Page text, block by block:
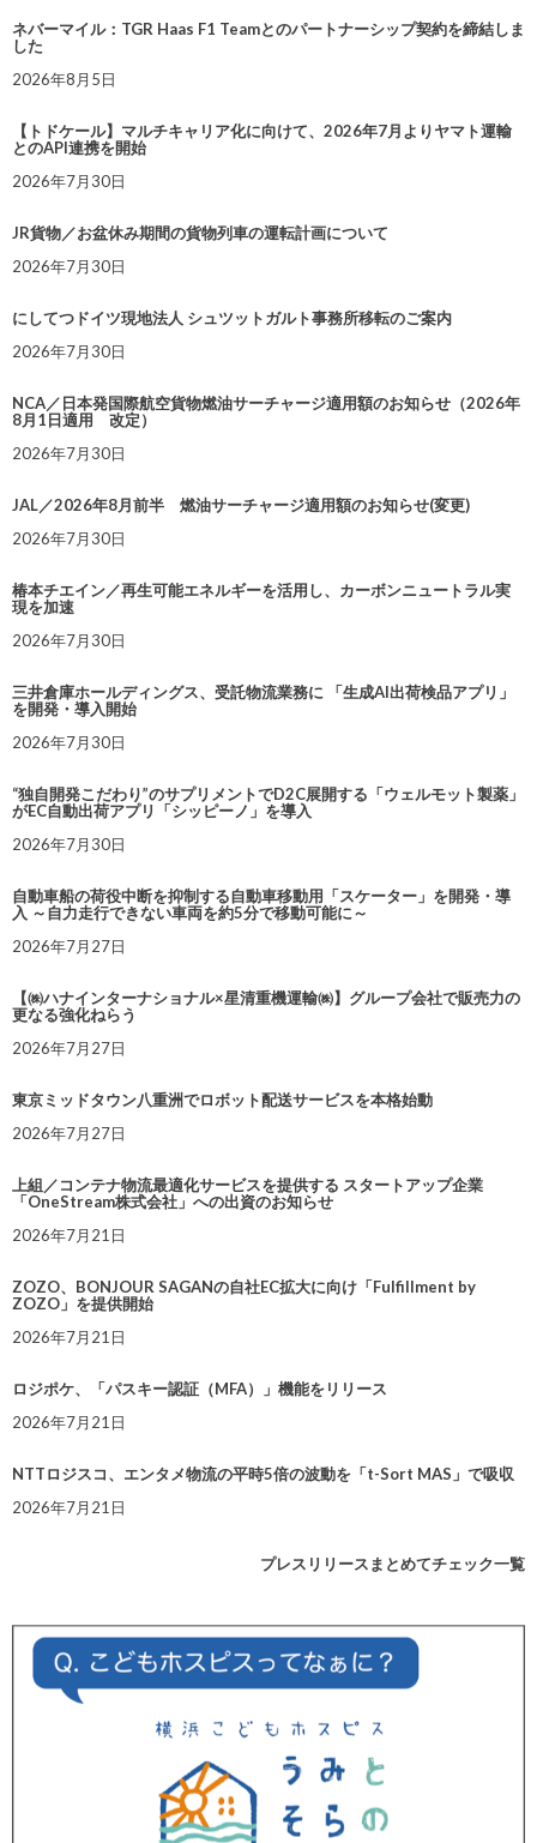
ネバーマイル：TGR Haas F1 Teamとのパートナーシップ契約を締結しま
した
2026年8月5日
【トドケール】マルチキャリア化に向けて、2026年7月よりヤマト運輸
とのAPI連携を開始
2026年7月30日
JR貨物／お盆休み期間の貨物列車の運転計画について
2026年7月30日
にしてつドイツ現地法人 シュツットガルト事務所移転のご案内
2026年7月30日
NCA／日本発国際航空貨物燃油サーチャージ適用額のお知らせ（2026年
8月1日適用 改定）
2026年7月30日
JAL／2026年8月前半 燃油サーチャージ適用額のお知らせ(変更)
2026年7月30日
椿本チエイン／再生可能エネルギーを活用し、カーボンニュートラル実
現を加速
2026年7月30日
三井倉庫ホールディングス、受託物流業務に 「生成AI出荷検品アプリ」
を開発・導入開始
2026年7月30日
“独自開発こだわり”のサプリメントでD2C展開する「ウェルモット製薬」
がEC自動出荷アプリ「シッピーノ」を導入
2026年7月30日
自動車船の荷役中断を抑制する自動車移動用「スケーター」を開発・導
入 ～自力走行できない車両を約5分で移動可能に～
2026年7月27日
【㈱ハナインターナショナル×星清重機運輸㈱】グループ会社で販売力の
更なる強化ねらう
2026年7月27日
東京ミッドタウン八重洲でロボット配送サービスを本格始動
2026年7月27日
上組／コンテナ物流最適化サービスを提供する スタートアップ企業
「OneStream株式会社」への出資のお知らせ
2026年7月21日
ZOZO、BONJOUR SAGANの自社EC拡大に向け「Fulfillment by
ZOZO」を提供開始
2026年7月21日
ロジポケ、「パスキー認証（MFA）」機能をリリース
2026年7月21日
NTTロジスコ、エンタメ物流の平時5倍の波動を「t-Sort MAS」で吸収
2026年7月21日
プレスリリースまとめてチェック一覧